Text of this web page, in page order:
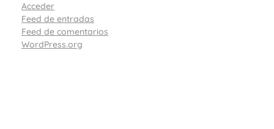
Acceder
Feed de entradas
Feed de comentarios
WordPress.org